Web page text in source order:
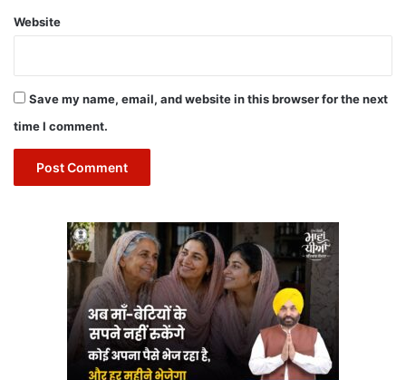
Website
Save my name, email, and website in this browser for the next
time I comment.